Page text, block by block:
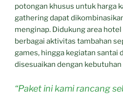
potongan khusus untuk harga
gathering dapat
menginap. Didukung area
berbagai aktivitas tambahan
games, hingga kegiatan santai
disesuaikan dengan kebutuhan
“Paket ini kami rancang